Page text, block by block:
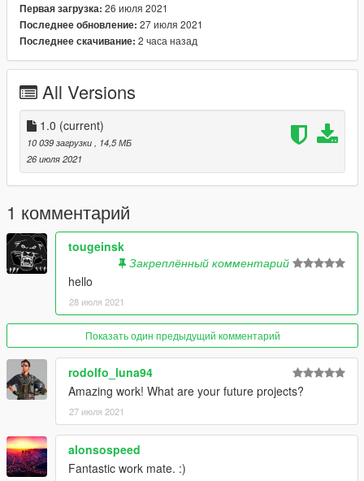
Open dlclist.xml and add the following line:
dlcpacks:/taki428/
better mod
Первая загрузка: 26 июля 2021
Последнее обновление: 27 июля 2021
Последнее скачивание: 2 часа назад
All Versions
1.0 (current)
10 039 загрузки
, 14,5 МБ
26 июля 2021
1 комментарий
tougeinsk
Закреплённый комментарий
hello
28 июля 2021
Показать один предыдущий комментарий
rodolfo_luna94
Amazing work! What are your future projects?
27 июля 2021
alonsospeed
Fantastic work mate. :)